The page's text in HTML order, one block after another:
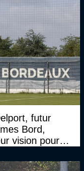
futur
Bord,
vision pour